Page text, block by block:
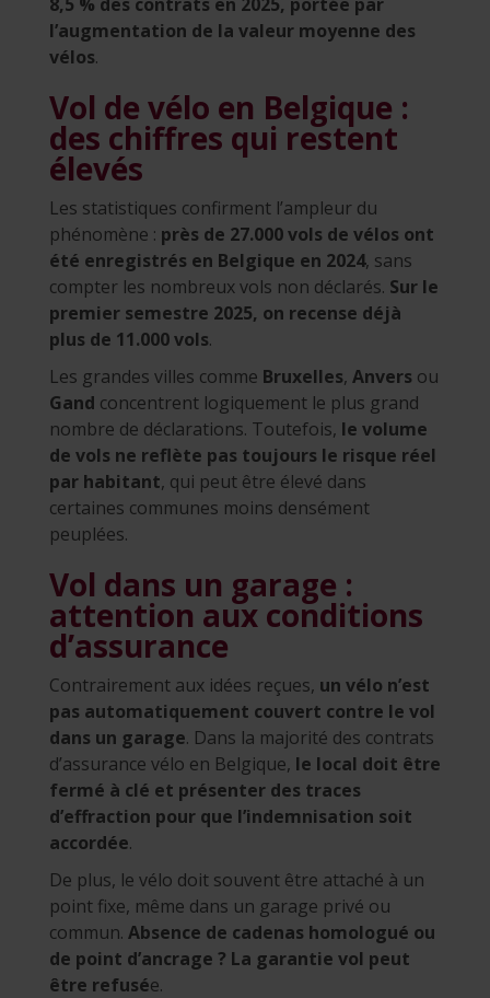
l’augmentation de la valeur moyenne des
vélos.
Vol de vélo en Belgique :
des chiffres qui restent
élevés
Les statistiques confirment l’ampleur du
phénomène : près de 27.000 vols de vélos ont
été enregistrés en Belgique en 2024, sans
compter les nombreux vols non déclarés. Sur le
premier semestre 2025, on recense déjà
plus de 11.000 vols.
Les grandes villes comme Bruxelles, Anvers ou
Gand concentrent logiquement le plus grand
nombre de déclarations. Toutefois, le volume
de vols ne reflète pas toujours le risque réel
par habitant, qui peut être élevé dans
certaines communes moins densément
peuplées.
Vol dans un garage :
attention aux conditions
d’assurance
Contrairement aux idées reçues, un vélo n’est
pas automatiquement couvert contre le vol
dans un garage. Dans la majorité des contrats
d’assurance vélo en Belgique, le local doit être
fermé à clé et présenter des traces
d’effraction pour que l’indemnisation soit
accordée.
De plus, le vélo doit souvent être attaché à un
point fixe, même dans un garage privé ou
commun. Absence de cadenas homologué ou
de point d’ancrage ? La garantie vol peut
être refusée.